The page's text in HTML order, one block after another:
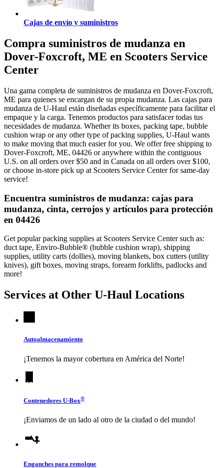
Cajas de envío y suministros
Compra suministros de mudanza en
Dover-Foxcroft, ME en Scooters Service
Center
Una gama completa de suministros de mudanza en Dover-Foxcroft,
ME para quienes se encargan de su propia mudanza. Las cajas para
mudanza de U-Haul están diseñadas específicamente para facilitar el
empaque y la carga. Tenemos productos para satisfacer todas tus
necesidades de mudanza. Whether its boxes, packing tape, bubble
cushion wrap or any other type of packing supplies, U-Haul wants
to make moving that much easier for you. We offer free shipping to
Dover-Foxcroft, ME, 04426 or anywhere within the contiguous
U.S. on all orders over $50 and in Canada on all orders over $100,
or choose in-store pick up at Scooters Service Center for same-day
service!
Encuentra suministros de mudanza: cajas para
mudanza, cinta, cerrojos y artículos para protección
en 04426
Get popular packing supplies at Scooters Service Center such as:
duct tape, Enviro-Bubble® (bubble cushion wrap), shipping
supplies, utility carts (dollies), moving blankets, box cutters (utility
knives), gift boxes, moving straps, forearm forklifts, padlocks and
more!
Services at Other U-Haul Locations
Autoalmacenamiento
¡Tenemos la mayor cobertura en América del Norte!
Contenedores U-Box®
¡Enviamos de un lado al otro de la ciudad o del mundo!
Enganches para remolque